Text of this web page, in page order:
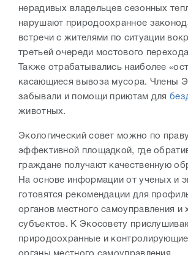
нерадивых владельцев сезонных
нарушают природоохранное
встречи с жителями по ситуации
третьей очереди мостового
Также отрабатывались наиболее
касающиеся вывоза мусора. Члены
забывали и помощи приютам для
животных.
Экологический совет можно по
эффективной площадкой, где
граждане получают качественную
На основе информации от ученых и
готовятся рекомендации для
органов местного самоуправления и
субъектов. К Экосовету
природоохранные и